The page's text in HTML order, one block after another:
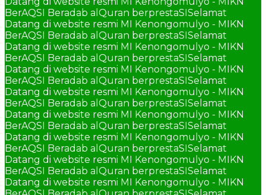
BerAQSI Beradab alQuran berprestaSISelamat
Datang di website resmi MI Kenongomulyo - MIKN
BerAQSI Beradab alQuran berprestaSISelamat
Datang di website resmi MI Kenongomulyo - MIKN
BerAQSI Beradab alQuran berprestaSISelamat
Datang di website resmi MI Kenongomulyo - MIKN
BerAQSI Beradab alQuran berprestaSISelamat
Datang di website resmi MI Kenongomulyo - MIKN
BerAQSI Beradab alQuran berprestaSISelamat
Datang di website resmi MI Kenongomulyo - MIKN
BerAQSI Beradab alQuran berprestaSISelamat
Datang di website resmi MI Kenongomulyo - MIKN
BerAQSI Beradab alQuran berprestaSISelamat
Datang di website resmi MI Kenongomulyo - MIKN
BerAQSI Beradab alQuran berprestaSISelamat
Datang di website resmi MI Kenongomulyo - MIKN